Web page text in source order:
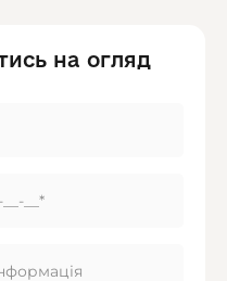
на огляд